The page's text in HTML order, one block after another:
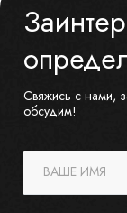
Свяжись с нами,
обсудим!
ВАШЕ ИМЯ